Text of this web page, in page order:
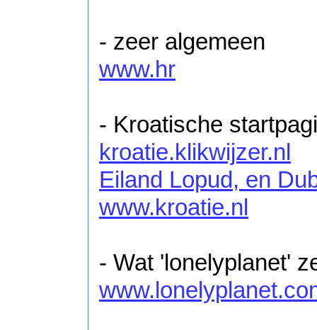
- zeer algemeen
www.hr
- Kroatische
kroatie.klikwijzer.nl
Eiland Lopud, en
www.kroatie.nl
- Wat 'lonelyplanet'